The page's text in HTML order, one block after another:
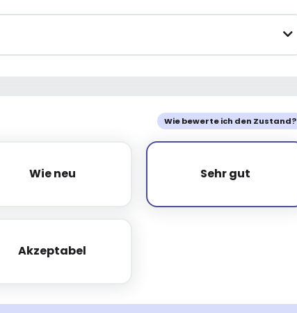
Wie bewerte ich den Zustand?
Wie neu
Wie neu Sehr gut
Sehr gut
Akzeptabel
Akzeptabel